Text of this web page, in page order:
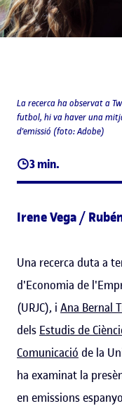
3 min.
La recerca ha observat a
futbol, hi va haver una
d'emissió (foto: Adobe)
Irene Vega /
Una recerca duta a
d'Economia de
(URJC), i Ana Bernal
dels Estudis de
Comunicació de la
ha examinat la
en emissions